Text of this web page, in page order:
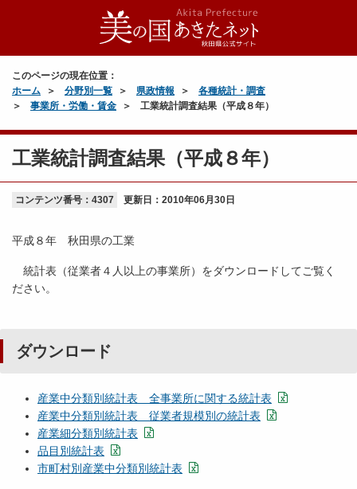
このページの現在位置：
ホーム
分野別一覧 県政情報
各種統計・調査
事業所・労働・賃金
工業統計調査結果（平成８年）
工業統計調査結果（平成８年）
コンテンツ番号：4307 更新日： 2010年06月30日
平成８年 秋田県の工業
統計表（従業者４人以上の事業所）をダウンロードしてご覧く
ださい。
ダウンロード
産業中分類別統計表 全事業所に関する統計表
産業中分類別統計表 従業者規模別の統計表
産業細分類別統計表
品目別統計表
市町村別産業中分類別統計表